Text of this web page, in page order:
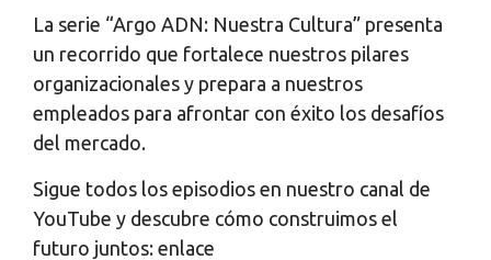
La serie “Argo ADN: Nuestra Cultura” presenta
un recorrido que fortalece nuestros pilares
organizacionales y prepara a nuestros
empleados para afrontar con éxito los desafíos
del mercado.
Sigue todos los episodios en nuestro canal de
YouTube y descubre cómo construimos el
futuro juntos: enlace